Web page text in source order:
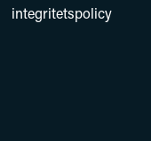
integritetspolicy